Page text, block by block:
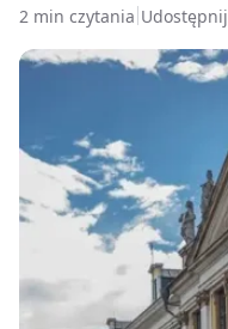
2 min czytania Udostępnij